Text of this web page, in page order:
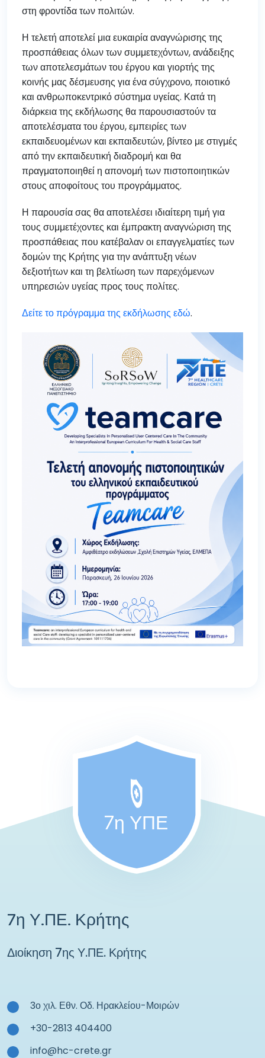
στη φροντίδα των πολιτών.
Η τελετή αποτελεί μια ευκαιρία αναγνώρισης της
προσπάθειας όλων των συμμετεχόντων, ανάδειξης
των αποτελεσμάτων του έργου και γιορτής της
κοινής μας δέσμευσης για ένα σύγχρονο, ποιοτικό
και ανθρωποκεντρικό σύστημα υγείας. Κατά τη
διάρκεια της εκδήλωσης θα παρουσιαστούν τα
αποτελέσματα του έργου, εμπειρίες των
εκπαιδευομένων και εκπαιδευτών, βίντεο με στιγμές
από την εκπαιδευτική διαδρομή και θα
πραγματοποιηθεί η απονομή των πιστοποιητικών
στους αποφοίτους του προγράμματος.
Η παρουσία σας θα αποτελέσει ιδιαίτερη τιμή για
τους συμμετέχοντες και έμπρακτη αναγνώριση της
προσπάθειας που κατέβαλαν οι επαγγελματίες των
δομών της Κρήτης για την ανάπτυξη νέων
δεξιοτήτων και τη βελτίωση των παρεχόμενων
υπηρεσιών υγείας προς τους πολίτες.
Δείτε το πρόγραμμα της εκδήλωσης εδώ.
7η ΥΠΕ
7η Υ.ΠΕ. Κρήτης
Διοίκηση 7ης Υ.ΠΕ. Κρήτης
3ο χιλ. Εθν. Οδ. Ηρακλείου-Μοιρών
+30-2813 404400
info@hc-crete.gr